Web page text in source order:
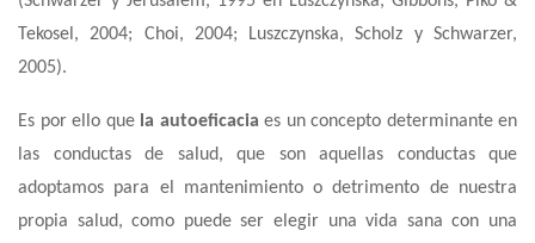
Tekosel, 2004; Choi, 2004; Luszczynska, Scholz y Schwarzer,
2005).
Es por ello que la autoeficacia es un concepto determinante en
las conductas de salud, que son aquellas conductas que
adoptamos para el mantenimiento o detrimento de nuestra
propia salud, como puede ser elegir una vida sana con una